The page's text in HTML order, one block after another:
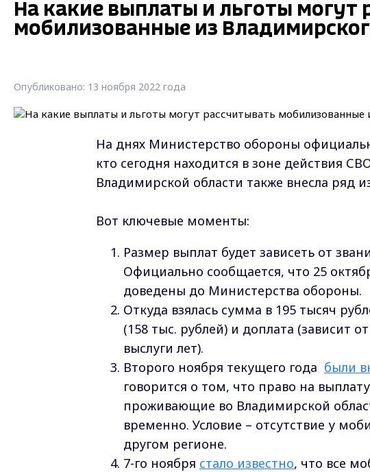
На какие выплаты и льготы могут
мобилизованные из
Опубликовано: 13 ноября 2022 года
На днях Министерство обороны
кто сегодня находится в зоне действия
Владимирской области также внесла ряд
Вот ключевые моменты:
Размер выплат будет зависеть от
Официально сообщается, что 25
доведены до Министерства обороны.
Откуда взялась сумма в 195 тысяч
(158 тыс. рублей) и доплата (зависит
выслуги лет).
Второго ноября текущего года были
говорится о том, что право на
проживающие во Владимирской
временно. Условие – отсутствие у
другом регионе.
7-го ноября стало известно, что все